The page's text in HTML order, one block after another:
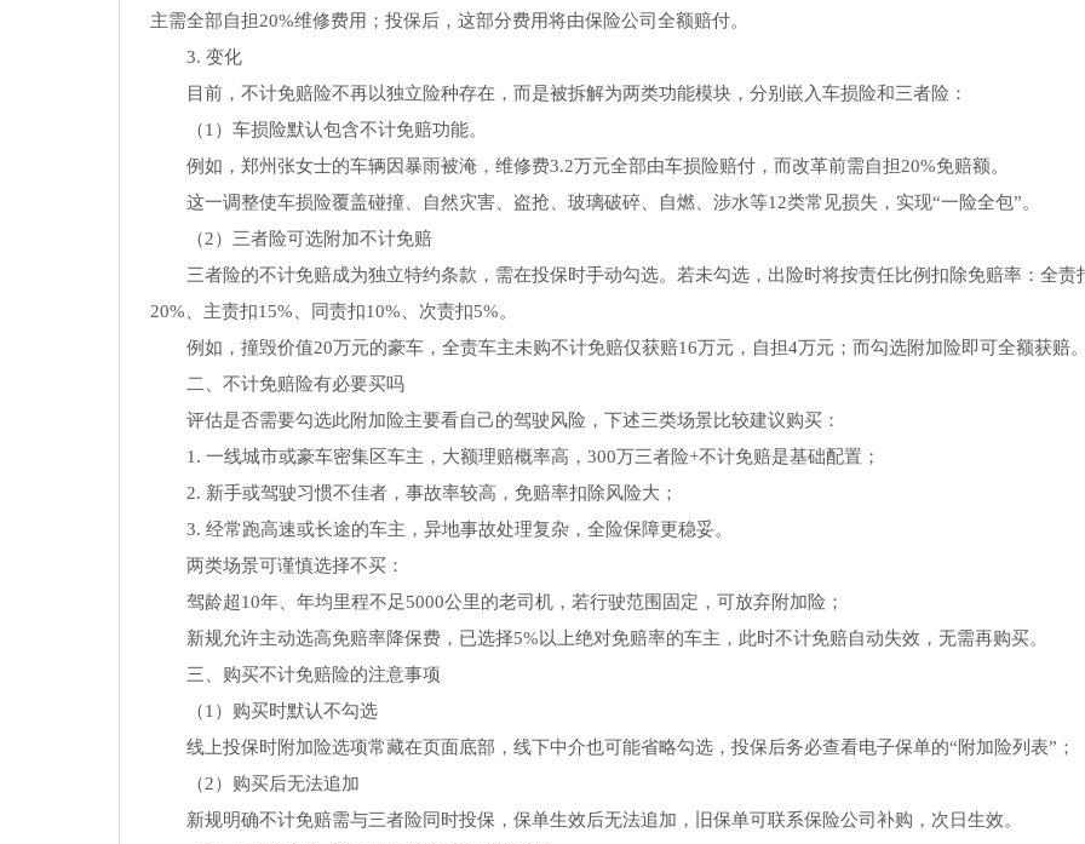
主需全部自担20%维修费用；投保后，这部分费用将由保险公司全额赔付。
3. 变化
目前，不计免赔险不再以独立险种存在，而是被拆解为两类功能模块，分别嵌入车损险和三者险：
（1）车损险默认包含不计免赔功能。
例如，郑州张女士的车辆因暴雨被淹，维修费3.2万元全部由车损险赔付，而改革前需自担20%免赔额。
这一调整使车损险覆盖碰撞、自然灾害、盗抢、玻璃破碎、自燃、涉水等12类常见损失，实现“一险全包”。
（2）三者险可选附加不计免赔
三者险的不计免赔成为独立特约条款，需在投保时手动勾选。若未勾选，出险时将按责任比例扣除免赔率：全责
20%、主责扣15%、同责扣10%、次责扣5%。
例如，撞毁价值20万元的豪车，全责车主未购不计免赔仅获赔16万元，自担4万元；而勾选附加险即可全额获赔。
二、不计免赔险有必要买吗
评估是否需要勾选此附加险主要看自己的驾驶风险，下述三类场景比较建议购买：
1. 一线城市或豪车密集区车主，大额理赔概率高，300万三者险+不计免赔是基础配置；
2. 新手或驾驶习惯不佳者，事故率较高，免赔率扣除风险大；
3. 经常跑高速或长途的车主，异地事故处理复杂，全险保障更稳妥。
两类场景可谨慎选择不买：
驾龄超10年、年均里程不足5000公里的老司机，若行驶范围固定，可放弃附加险；
新规允许主动选高免赔率降保费，已选择5%以上绝对免赔率的车主，此时不计免赔自动失效，无需再购买。
三、购买不计免赔险的注意事项
（1）购买时默认不勾选
线上投保时附加险选项常藏在页面底部，线下中介也可能省略勾选，投保后务必查看电子保单的“附加险列表”；
（2）购买后无法追加
新规明确不计免赔需与三者险同时投保，保单生效后无法追加，旧保单可联系保险公司补购，次日生效。